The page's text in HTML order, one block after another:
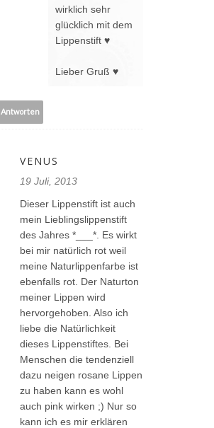
wirklich sehr
glücklich mit dem
Lippenstift ♥
Lieber Gruß ♥
Antworten
VENUS
19 Juli, 2013
Dieser Lippenstift ist auch
mein Lieblingslippenstift
des Jahres *___*. Es wirkt
bei mir natürlich rot weil
meine Naturlippenfarbe ist
ebenfalls rot. Der Naturton
meiner Lippen wird
hervorgehoben. Also ich
liebe die Natürlichkeit
dieses Lippenstiftes. Bei
Menschen die tendenziell
dazu neigen rosane Lippen
zu haben kann es wohl
auch pink wirken ;) Nur so
kann ich es mir erklären